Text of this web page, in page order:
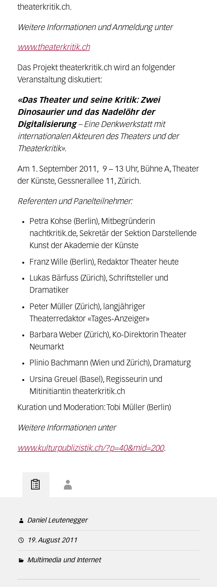
theaterkritik.ch.
Weitere Informationen und Anmeldung unter
www.theaterkritik.ch
Das Projekt theaterkritik.ch wird an folgender
Veranstaltung diskutiert:
«Das Theater und seine Kritik: Zwei
Dinosaurier und das Nadelöhr der
Digitalisierung– Eine Denkwerkstatt mit
internationalen Akteuren des Theaters und der
Theaterkritik».
Am 1. September 2011, 9 – 13 Uhr, Bühne A, Theater
der Künste, Gessnerallee 11, Zürich.
Referenten und Panelteilnehmer:
Petra Kohse (Berlin), Mitbegründerin
nachtkritik.de, Sekretär der Sektion Darstellende
Kunst der Akademie der Künste
Franz Wille (Berlin), Redaktor Theater heute
Lukas Bärfuss (Zürich), Schriftsteller und
Dramatiker
Peter Müller (Zürich), langjähriger
Theaterredaktor «Tages-Anzeiger»
Barbara Weber (Zürich), Ko-Direktorin Theater
Neumarkt
Plinio Bachmann (Wien und Zürich), Dramaturg
Ursina Greuel (Basel), Regisseurin und
Mitinitiantin theaterkritik.ch
Kuration und Moderation: Tobi Müller (Berlin)
Weitere Informationen unter
www.kulturpublizistik.ch/?p=40&mid=200.
Daniel Leutenegger
19. August 2011
Multimedia und Internet